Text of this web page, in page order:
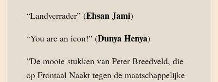
“Landverrader” (Ehsan Jami)
“You are an icon!” (Dunya Henya)
“De mooie stukken van Peter Breedveld, die
op Frontaal Naakt tegen de maatschappelijke